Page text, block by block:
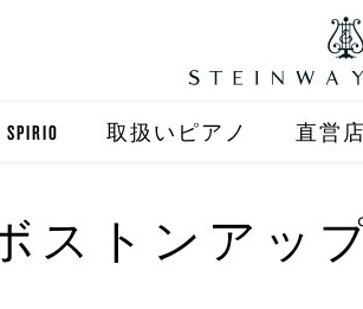
SPIRIO
SPIRIOCAST
取扱いピアノ
自動演奏 SPIRIO
直営
直営
ストンアッ